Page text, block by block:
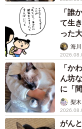
「誰
て生
った
海
「か
ん坊
に「
梨
がん